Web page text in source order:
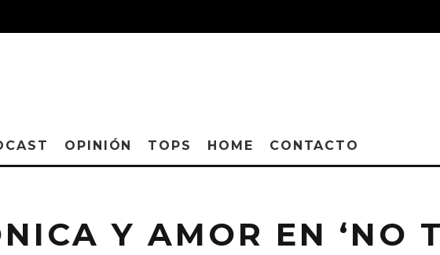
OPINIÓN TOPS HOME CONTACTO
Y AMOR EN ‘NO